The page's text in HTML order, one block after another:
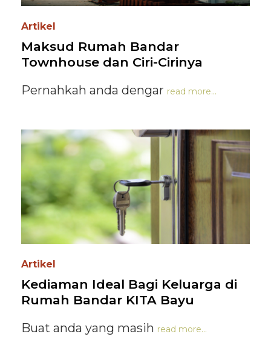
Artikel
Maksud Rumah Bandar
Townhouse dan Ciri-Cirinya
Pernahkah anda dengar read more...
Artikel
Kediaman Ideal Bagi Keluarga di
Rumah Bandar KITA Bayu
Buat anda yang masih read more...